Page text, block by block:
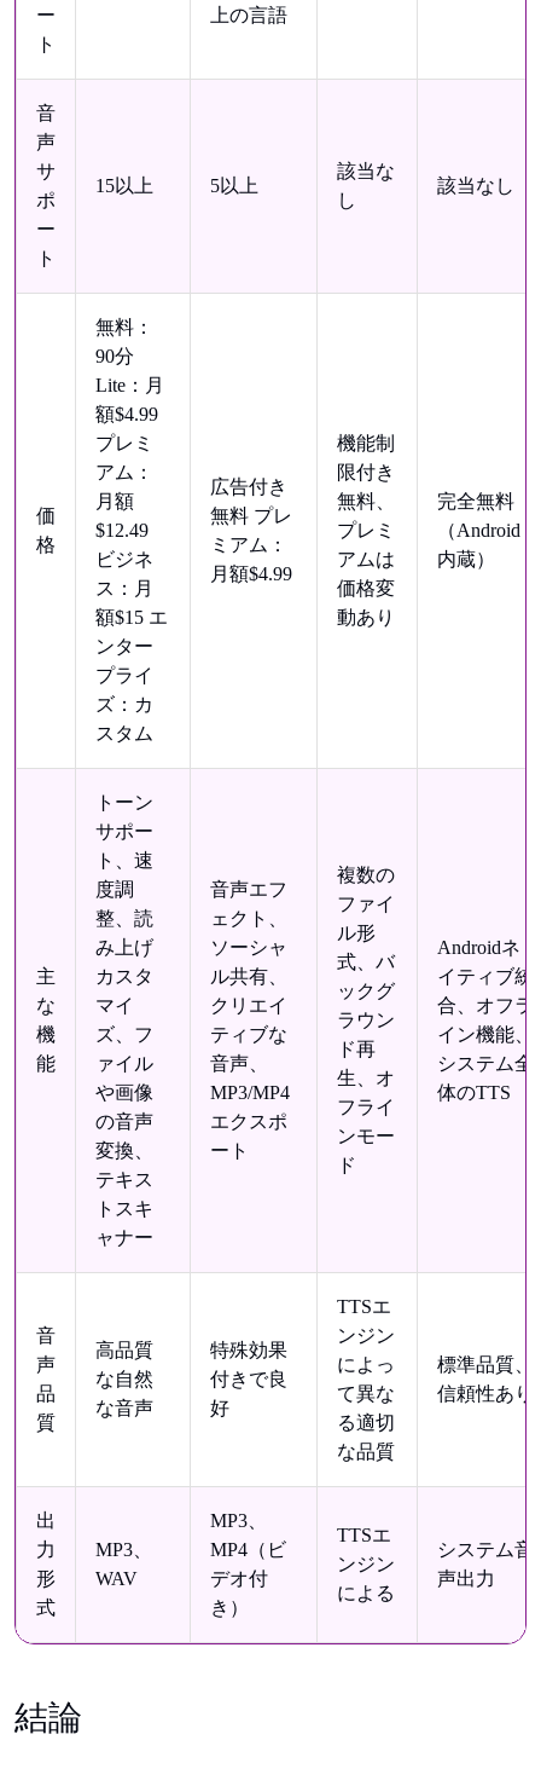
ー
ト
上の言語
音
声
サ
ポ
ー
ト
15以上 5以上
該当な
し
該当なし
価
格
無料：
90分
Lite：月
額$4.99
プレミ
アム：
月額
$12.49
ビジネ
ス：月
額$15 エ
ンター
プライ
ズ：カ
スタム
広告付き
無料 プレ
ミアム：
月額$4.99
機能制
限付き
無料、
プレミ
アムは
価格変
動あり
完全無料
（Android
内蔵）
主
な
機
能
トーン
サポー
ト、速
度調
整、読
み上げ
カスタ
マイ
ズ、フ
ァイル
や画像
の音声
変換、
テキス
トスキ
ャナー
音声エフ
ェクト、
ソーシャ
ル共有、
クリエイ
ティブな
音声、
MP3/MP4
エクスポ
ート
複数の
ファイ
ル形
式、バ
ックグ
ラウン
ド再
生、オ
フライ
ンモー
ド
Androidネ
イティブ統
合、オフラ
イン機能、
システム全
体のTTS
音
声
品
質
高品質
な自然
な音声
特殊効果
付きで良
好
TTSエ
ンジン
によっ
て異な
る適切
な品質
標準品質、
信頼性あり
出
力
形
式
MP3、
WAV
MP3、
MP4（ビ
デオ付
き）
TTSエ
ンジン
による
システム音
声出力
結論